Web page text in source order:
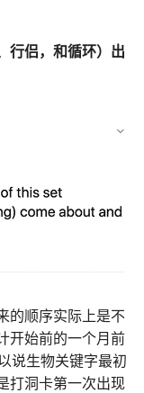
行侣，和循环）出
的顺序实际上是不
开始前的一个月前
说生物关键字最初
打洞卡第一次出现